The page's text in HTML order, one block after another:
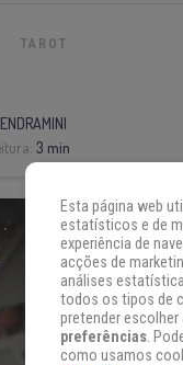
TAROT
3 min
Esta página web
estatísticos e de
experiência de
acções de
análises
todos os tipos de
pretender escolher
preferências.
como usamos